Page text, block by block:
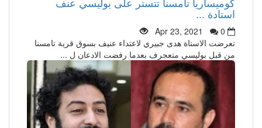
استادة ...
Apr 23, 2021
0
تعرضت الاستاة هدى جبيري لاعتداء عنيف بسوق قرية تامسنا
من قبل بوليسي متعجرف بعدما رفضت الادعان ل ...